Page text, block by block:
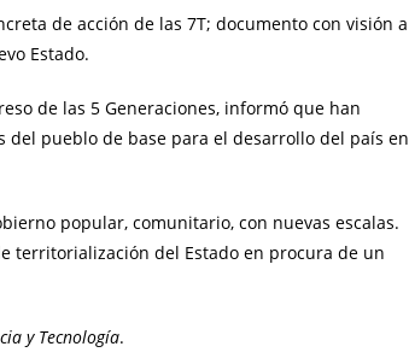
de acción de las 7T; documento con visión a
Estado.
de las 5 Generaciones, informó que han
del pueblo de base para el desarrollo del país en
popular, comunitario, con nuevas escalas.
territorialización del Estado en procura de un
y Tecnología.